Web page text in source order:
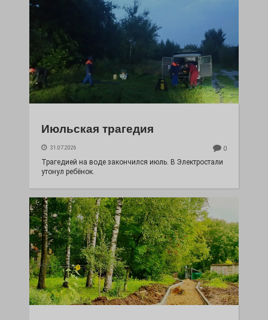
Июльская трагедия
31.07.2026 0
Трагедией на воде закончился июль. В Электростали
утонул ребёнок.